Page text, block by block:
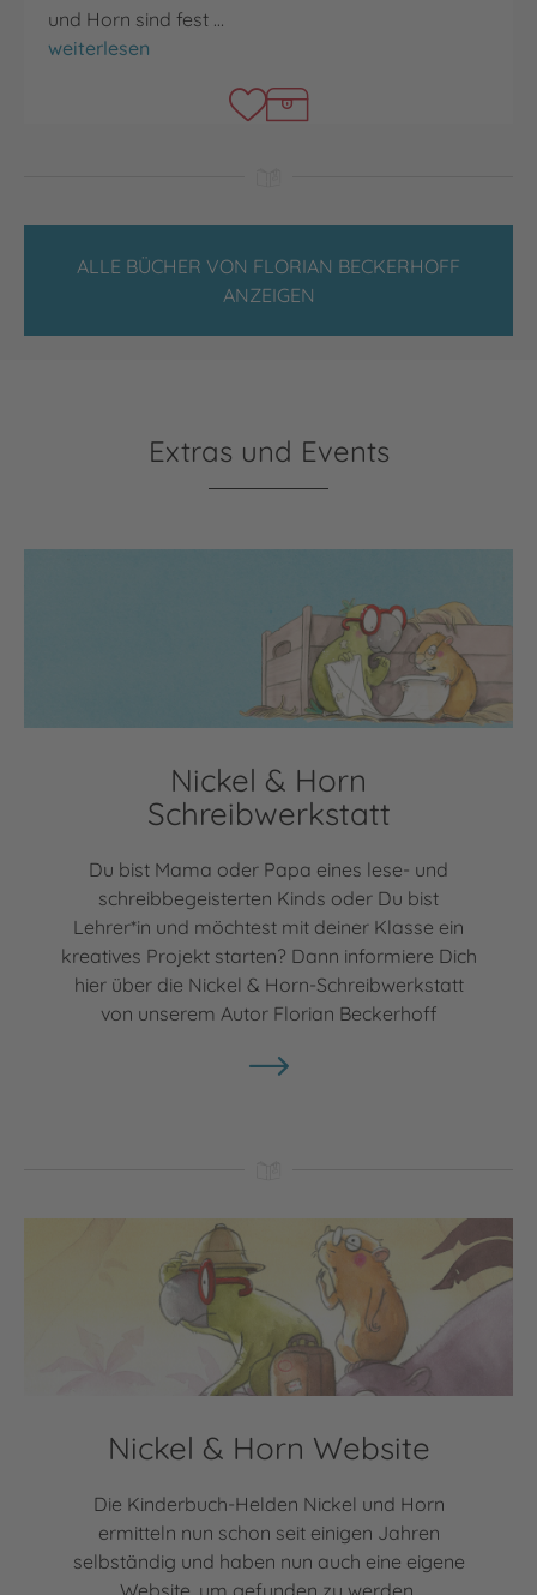
und Horn sind fest …
Sondereinsatz für Frau Perle
weiterlesen
ALLE BÜCHER VON FLORIAN BECKERHOFF
ANZEIGEN
Extras und Events
Nickel & Horn
Schreibwerkstatt
Du bist Mama oder Papa eines lese- und
schreibbegeisterten Kinds oder Du bist
Lehrer*in und möchtest mit deiner Klasse ein
kreatives Projekt starten? Dann informiere Dich
hier über die Nickel & Horn-Schreibwerkstatt
von unserem Autor Florian Beckerhoff
Nickel & Horn Website
Die Kinderbuch-Helden Nickel und Horn
ermitteln nun schon seit einigen Jahren
selbständig und haben nun auch eine eigene